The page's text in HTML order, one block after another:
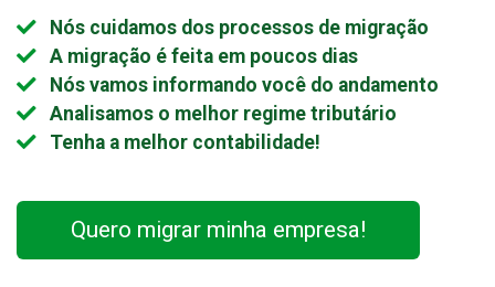
Nós cuidamos dos processos de migração
A migração é feita em poucos dias
Nós vamos informando você do andamento
Analisamos o melhor regime tributário
Tenha a melhor contabilidade!
Quero migrar minha empresa!